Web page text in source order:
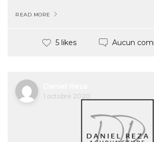
READ MORE
5 likes Aucun
1 octobre 2020